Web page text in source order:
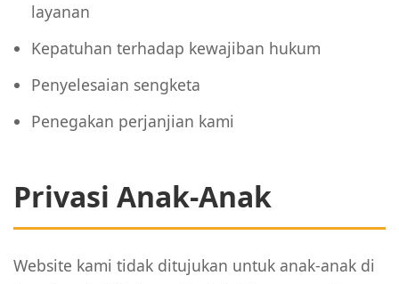
layanan
Kepatuhan terhadap kewajiban hukum
Penyelesaian sengketa
Penegakan perjanjian kami
Privasi Anak-Anak
Website kami tidak ditujukan untuk anak-anak di